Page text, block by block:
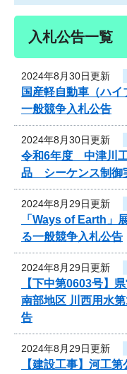
入札公告一覧
2024年8月30日更新
国産軽自動車（ハ
一般競争入札公告
2024年8月30日更新
令和6年度 中津川
品 シーケンス制御
2024年8月29日更新
「Ways of Earth」
る一般競争入札公告
2024年8月29日更新
【下中第0603号】
南部地区 川西用水
告
2024年8月29日更新
【建設工事】河工